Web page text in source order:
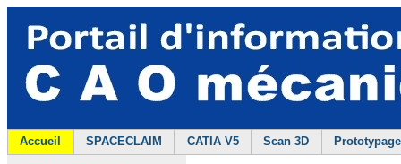
Accueil SPACECLAIM CATIA V5 Scan 3D Prototypage